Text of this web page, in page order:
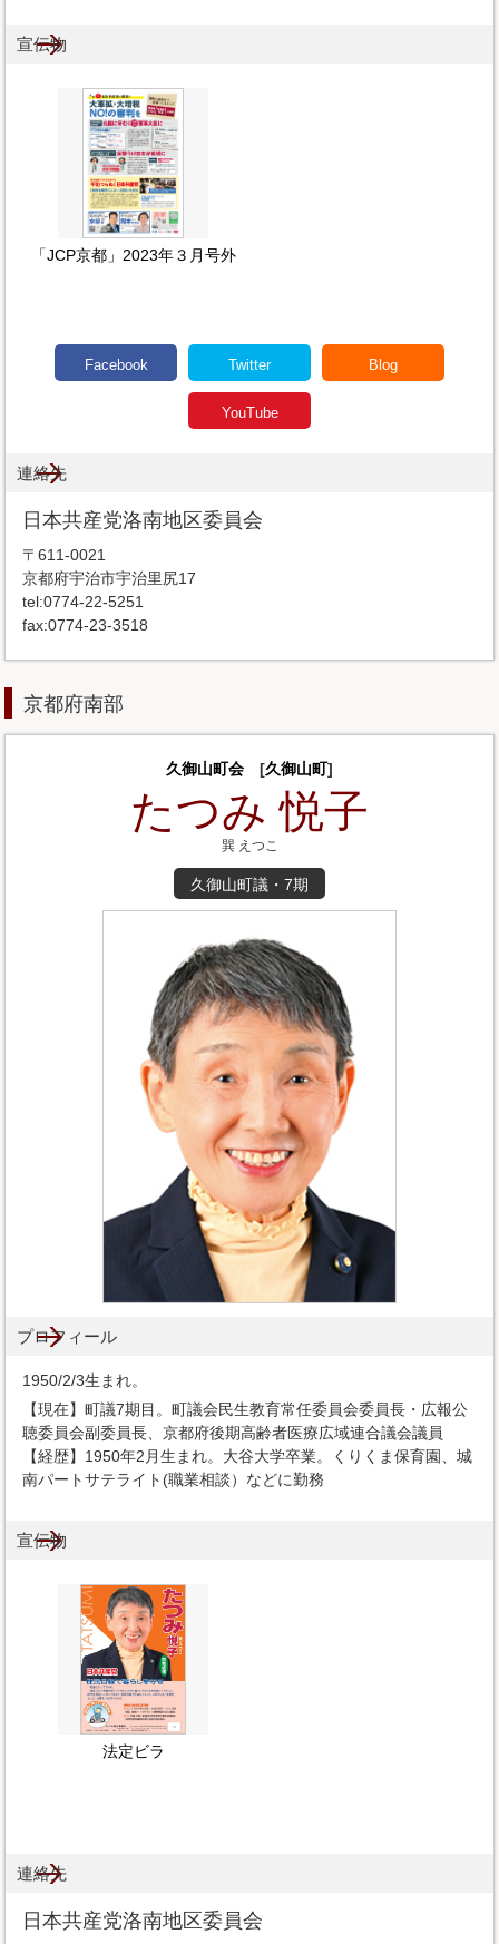
宣伝物
「JCP京都」2023年３月号外
Facebook Twitter Blog
YouTube
連絡先
日本共産党洛南地区委員会
〒611-0021
京都府宇治市宇治里尻17
tel:0774-22-5251
fax:0774-23-3518
京都府南部
久御山町会 [久御山町]
たつみ 悦子
巽 えつこ
久御山町議・7期
プロフィール
1950/2/3生まれ。
【現在】町議7期目。町議会民生教育常任委員会委員長・広報公
聴委員会副委員長、京都府後期高齢者医療広域連合議会議員
【経歴】1950年2月生まれ。大谷大学卒業。くりくま保育園、城
南パートサテライト(職業相談）などに勤務
宣伝物
法定ビラ
連絡先
日本共産党洛南地区委員会